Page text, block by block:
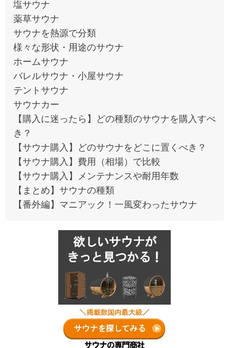
塩サウナ
薬草サウナ
サウナを熱源で分類
様々な形状・用途のサウナ
ホームサウナ
バレルサウナ・小屋サウナ
テントサウナ
サウナカー
【購入に迷ったら】どの種類のサウナを購入すべ
き？
【サウナ購入】どのサウナをどこに置くべき？
【サウナ購入】費用（相場）で比較
【サウナ購入】メンテナンスや耐用年数
【まとめ】サウナの種類
【番外編】マニアック！一風変わったサウナ